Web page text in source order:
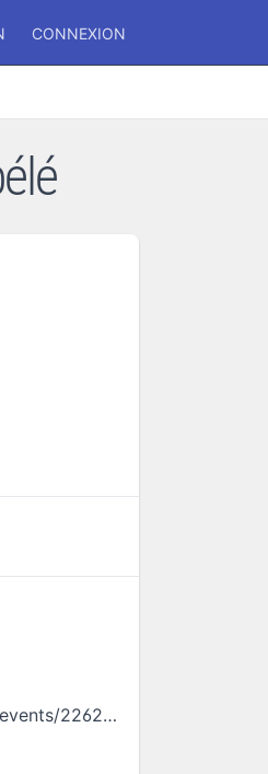
CONNEXION
https://www.facebook.com/events/226298807791909